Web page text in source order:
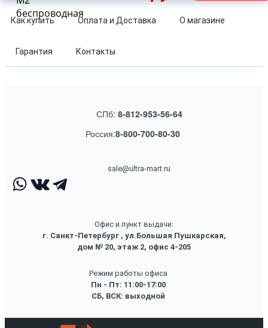
Как купить Оплата и Доставка О магазине
Гарантия Контакты
СПб: 8-812-953-56-64
Россия:8-800-700-80-30
sale@ultra-mart.ru
Офис и пункт выдачи:
г. Санкт-Петербург , ул.Большая Пушкарская,
дом № 20, этаж 2, офис 4-205
Режим работы офиса
Пн - Пт: 11:00-17:00
СБ, ВСК: выходной
беспроводная